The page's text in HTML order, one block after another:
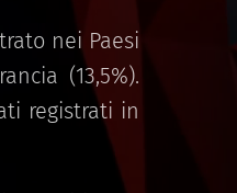
nei Paesi
(13,5%).
registrati in